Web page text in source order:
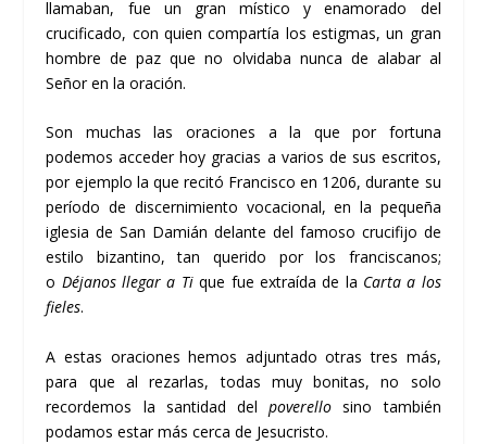
llamaban, fue un gran místico y enamorado del
crucificado, con quien compartía los estigmas, un gran
hombre de paz que no olvidaba nunca de alabar al
Señor en la oración.
Son muchas las oraciones a la que por fortuna
podemos acceder hoy gracias a varios de sus escritos,
por ejemplo la que recitó Francisco en 1206, durante su
período de discernimiento vocacional, en la pequeña
iglesia de San Damián delante del famoso crucifijo de
estilo bizantino, tan querido por los franciscanos;
o Déjanos llegar a Tique fue extraída de la Carta a los
fieles.
A estas oraciones hemos adjuntado otras tres más,
para que al rezarlas, todas muy bonitas, no solo
recordemos la santidad delpoverello sino también
podamos estar más cerca de Jesucristo.